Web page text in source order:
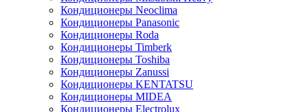
Кондиционеры Neoclima
Кондиционеры Panasonic
Кондиционеры Roda
Кондиционеры Timberk
Кондиционеры Toshiba
Кондиционеры Zanussi
Кондиционеры KENTATSU
Кондиционеры MIDEA
Кондиционеры Electrolux